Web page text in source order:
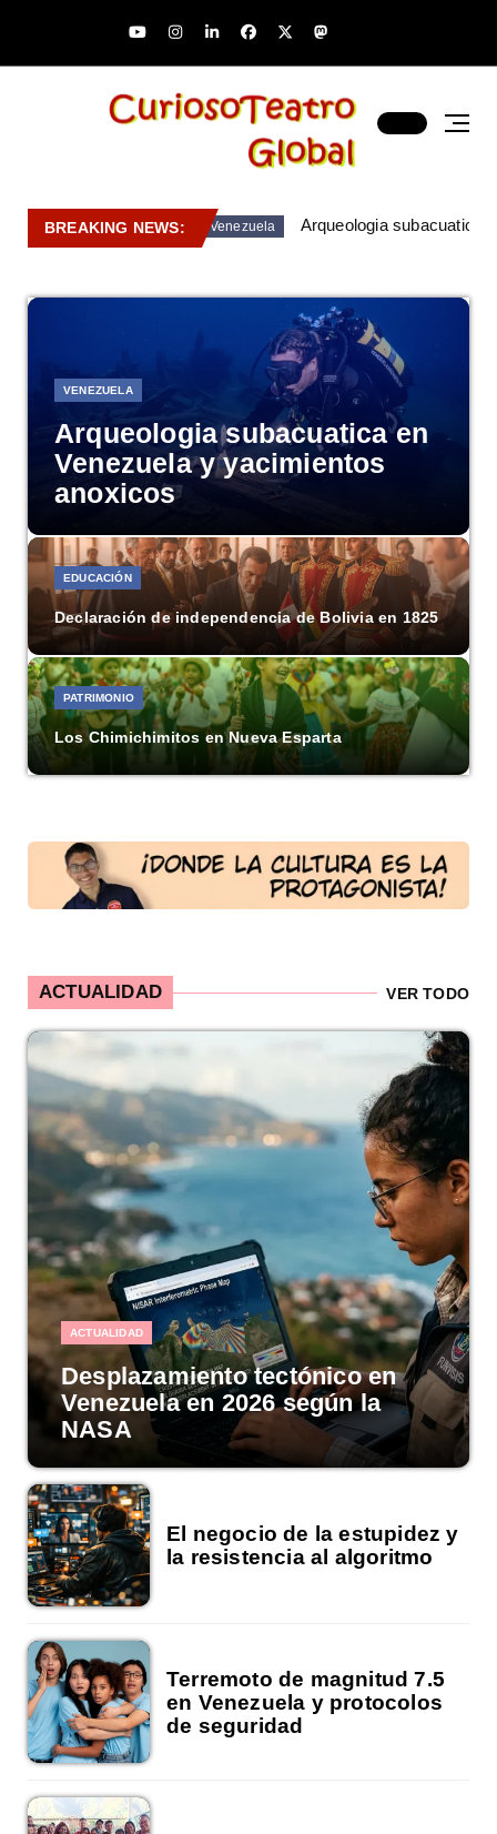
BREAKING NEWS: Venezuela Arqueologia subacuatica
VENEZUELA
Arqueologia subacuatica en
Venezuela y yacimientos
anoxicos
EDUCACIÓN
Declaración de independencia de Bolivia en 1825
PATRIMONIO
Los Chimichimitos en Nueva Esparta
Delaware
Vida y legado del doctor Victorino Santaella Ruiz
ACTUALIDAD VER TODO
ACTUALIDAD
Desplazamiento tectónico en
Venezuela en 2026 según la
NASA
El negocio de la estupidez y
la resistencia al algoritmo
Terremoto de magnitud 7.5
en Venezuela y protocolos
de seguridad